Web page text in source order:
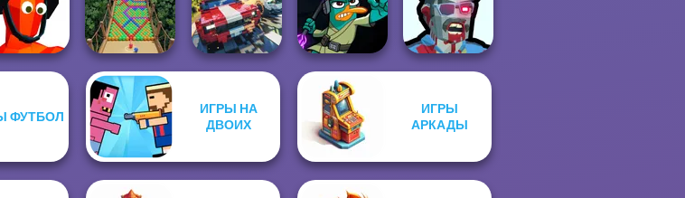
Bubble Fall
Carnage Battle
Arena
Agent P Rebel
Spy
Zombies
Shooter
ФУТБОЛ
ИГРЫ НА
ДВОИХ
ИГРЫ
АРКАДЫ